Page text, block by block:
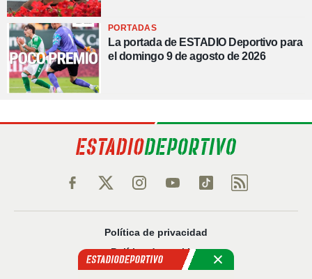
PORTADAS
La portada de ESTADIO Deportivo para
el domingo 9 de agosto de 2026
Política de privacidad
Política de cookies
Política Comercial